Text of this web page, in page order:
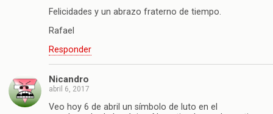
Felicidades y un abrazo fraterno de tiempo.
Rafael
Responder
Nicandro
abril 6, 2017
Veo hoy 6 de abril un símbolo de luto en el